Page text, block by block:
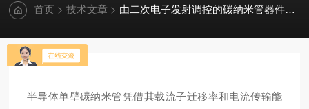
首页 技术文章 由二次电子发射调控的碳纳米管器件电子束诱生电流成像中的衬度反转
半导体单壁碳纳米管凭借其载流子迁移率和电流传输能